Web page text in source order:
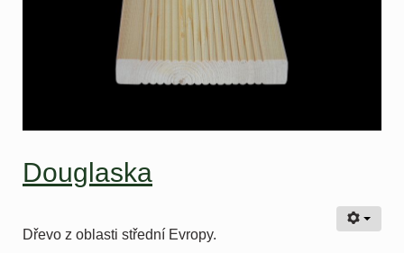
Douglaska
Dřevo z oblasti střední Evropy.